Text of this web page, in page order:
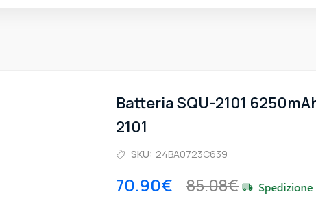
Batteria SQU-2101
2101
SKU: 24BA0723C639
70.90€ 85.08€